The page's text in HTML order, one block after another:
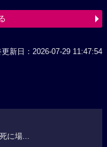
更新日：2026-07-29 11:47:54
に場...